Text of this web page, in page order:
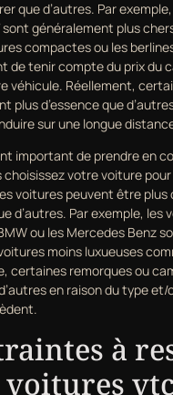
que d’autres. Par
sont généralement plus
compactes ou les
de tenir compte du prix du
véhicule. Réellement,
plus d’essence que
sur une longue
important de prendre en
votre voiture pour
voitures peuvent être plus
d’autres. Par exemple, les
ou les Mercedes Benz
moins luxueuses
certaines remorques ou
en raison du type et/
à
vtc